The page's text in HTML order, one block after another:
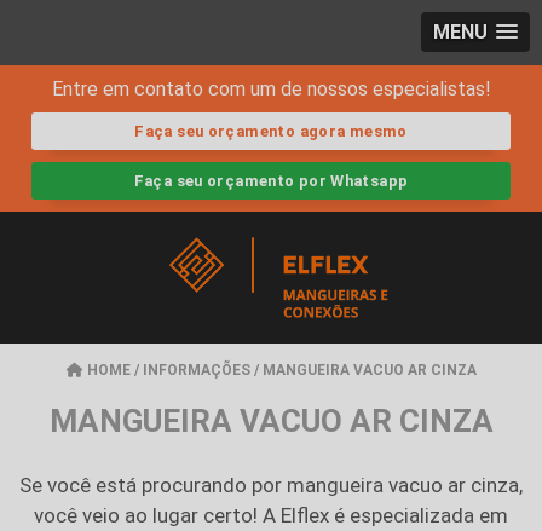
MENU
Entre em contato com um de nossos especialistas!
Faça seu orçamento agora mesmo
Faça seu orçamento por Whatsapp
HOME / INFORMAÇÕES / MANGUEIRA VACUO AR CINZA
MANGUEIRA VACUO AR CINZA
Se você está procurando por mangueira vacuo ar cinza,
você veio ao lugar certo! A Elflex é especializada em